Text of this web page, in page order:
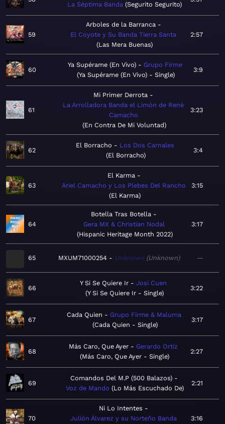
La Séptima Banda Segurito Segurito
59
Arboles de la Barranca
El Coyote y Su Banda Tierra Santa
Las Mera Buenas
2:57
60
Ya Supérame (En Vivo)
Grupo Firme
Ya Supérame (En Vivo) - Single
3:9
61
Mi Primer Derrota
La Arrolladora Banda el Limón de René
Camacho
En Contra De Mi Voluntad
3:23
62
El Borracho
Los Dos Carnales
El Borracho
3:4
63
El Karma
Ariel Camacho y Los Plebes Del Rancho
El Karma
3:15
64
Botella Tras Botella
Gera MX & Christian Nodal
Hispanic Heritage Month 2022
3:17
65 MXUM71000254 Unknown Unknown —
66
Y Si Se Quiere Ir
Josi Cuen
Y Si Se Quiere Ir - Single
3:22
67
Cada Quien
Grupo Firme & Maluma
Cada Quien - Single
3:17
68
Más Caro, Que Ayer
Gerardo Ortíz
Más Caro, Que Ayer - Single
2:27
69
Comandos Del M.P (500 Balazos)
Voz de Mando
Lo Más Escuchado De
2:21
70
Ni Lo Intentes
Julión Álvarez y su Norteño Banda
3:16